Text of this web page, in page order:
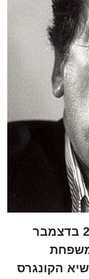
אדגר ברונפמן (20 ביוני 1929 - 21 בדצמבר
הקונגרס